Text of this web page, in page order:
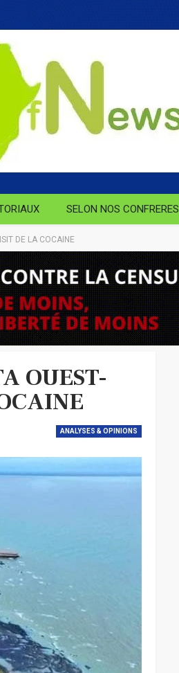
SELON NOS CONFRERES
DE LA COCAINE
OUEST-
ANALYSES & OPINIONS